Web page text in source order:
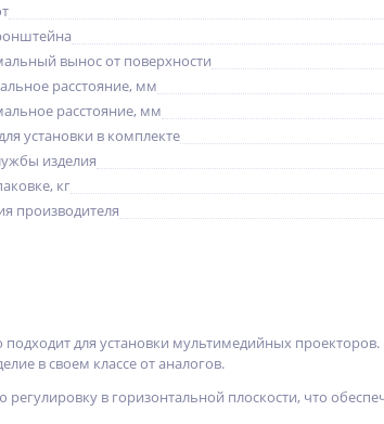
вынос от поверхности
расстояние, мм
расстояние, мм
установки в комплекте
изделия
кг
производителя
для установки мультимедийных
в своем классе от аналогов.
в горизонтальной плоскости, что